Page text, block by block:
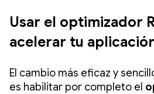
Usar el optimizador
acelerar tu
El cambio más eficaz y
es habilitar por completo el